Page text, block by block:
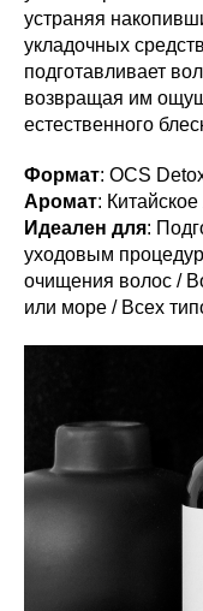
устраняя
укладочных
подготавливает
возвращая им
естественного
Формат: OCS
Аромат:
Идеален для:
уходовым
очищения волос /
или море / Всех